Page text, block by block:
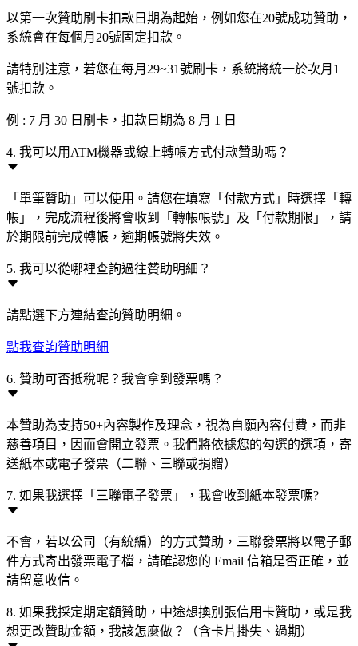
以第一次贊助刷卡扣款日期為起始，例如您在20號成功贊助，
系統會在每個月20號固定扣款。
請特別注意，若您在每月29~31號刷卡，系統將統一於次月1
號扣款。
例 : 7 月 30 日刷卡，扣款日期為 8 月 1 日
4. 我可以用ATM機器或線上轉帳方式付款贊助嗎？
「單筆贊助」可以使用。請您在填寫「付款方式」時選擇「轉
帳」，完成流程後將會收到「轉帳帳號」及「付款期限」，請
於期限前完成轉帳，逾期帳號將失效。
5. 我可以從哪裡查詢過往贊助明細？
請點選下方連結查詢贊助明細。
點我查詢贊助明細
6. 贊助可否抵稅呢？我會拿到發票嗎？
本贊助為支持50+內容製作及理念，視為自願內容付費，而非
慈善項目，因而會開立發票。我們將依據您的勾選的選項，寄
送紙本或電子發票（二聯、三聯或捐贈）
7. 如果我選擇「三聯電子發票」，我會收到紙本發票嗎?
不會，若以公司（有統編）的方式贊助，三聯發票將以電子郵
件方式寄出發票電子檔，請確認您的 Email 信箱是否正確，並
請留意收信。
8. 如果我採定期定額贊助，中途想換別張信用卡贊助，或是我
想更改贊助金額，我該怎麼做？（含卡片掛失、過期）